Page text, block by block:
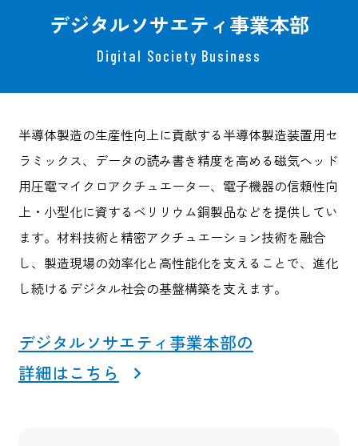
デジタルソサエティ事業本部
Digital Society Business
半導体製造の生産性向上に貢献する半導体製造装置用セ
ラミックス、データの読み書き精度を高める磁気ヘッド
用圧電マイクロアクチュエーター、電子機器の信頼性向
上・小型化に資するベリリウム銅製品などを提供してい
ます。材料技術と精密アクチュエーション技術を融合
し、製造現場の効率化と高性能化を支えることで、進化
し続けるデジタル社会の基盤構築を支えます。
デジタルソサエティ事業本部の
詳細はこちら